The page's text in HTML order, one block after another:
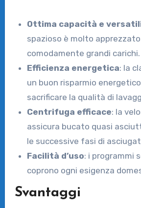
Ottima capacità e
spazioso è molto
comodamente grandi carichi.
Efficienza energetica: la
un buon risparmio
sacrificare la qualità di
Centrifuga efficace: la
assicura bucato quasi
le successive fasi di
Facilità d’uso: i programmi
coprono ogni esigenza
Svantaggi